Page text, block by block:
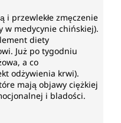
tkanki
funkcjonowania
do prawidłowego
oraz do
oksydacyjnym.
i przewlekłe zmęczenie
w medycynie chińskiej).
diety
Już po tygodniu
a co
odżywienia krwi).
mają objawy ciężkiej
i bladości.